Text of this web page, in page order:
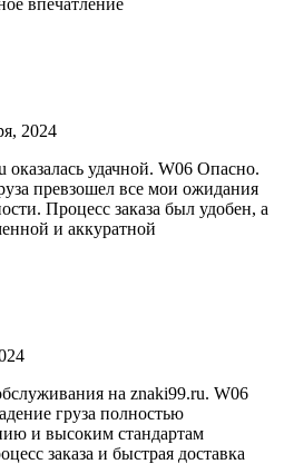
2024
удачной. W06 Опасно.
превзошел все мои ожидания
Процесс заказа был удобен, а
и аккуратной
на znaki99.ru. W06
груза полностью
и высоким стандартам
заказа и быстрая доставка